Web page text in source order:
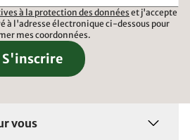
à la protection des données et j'accepte
à l'adresse électronique ci-dessous pour
mes coordonnées.
S'inscrire
vous